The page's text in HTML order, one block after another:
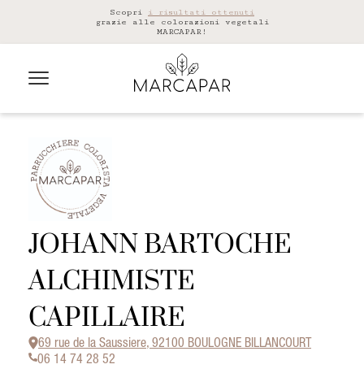
Scopri i risultati ottenuti
grazie alle colorazioni vegetali
MARCAPAR!
JOHANN BARTOCHE
ALCHIMISTE
CAPILLAIRE
69 rue de la Saussiere, 92100 BOULOGNE BILLANCOURT
06 14 74 28 52